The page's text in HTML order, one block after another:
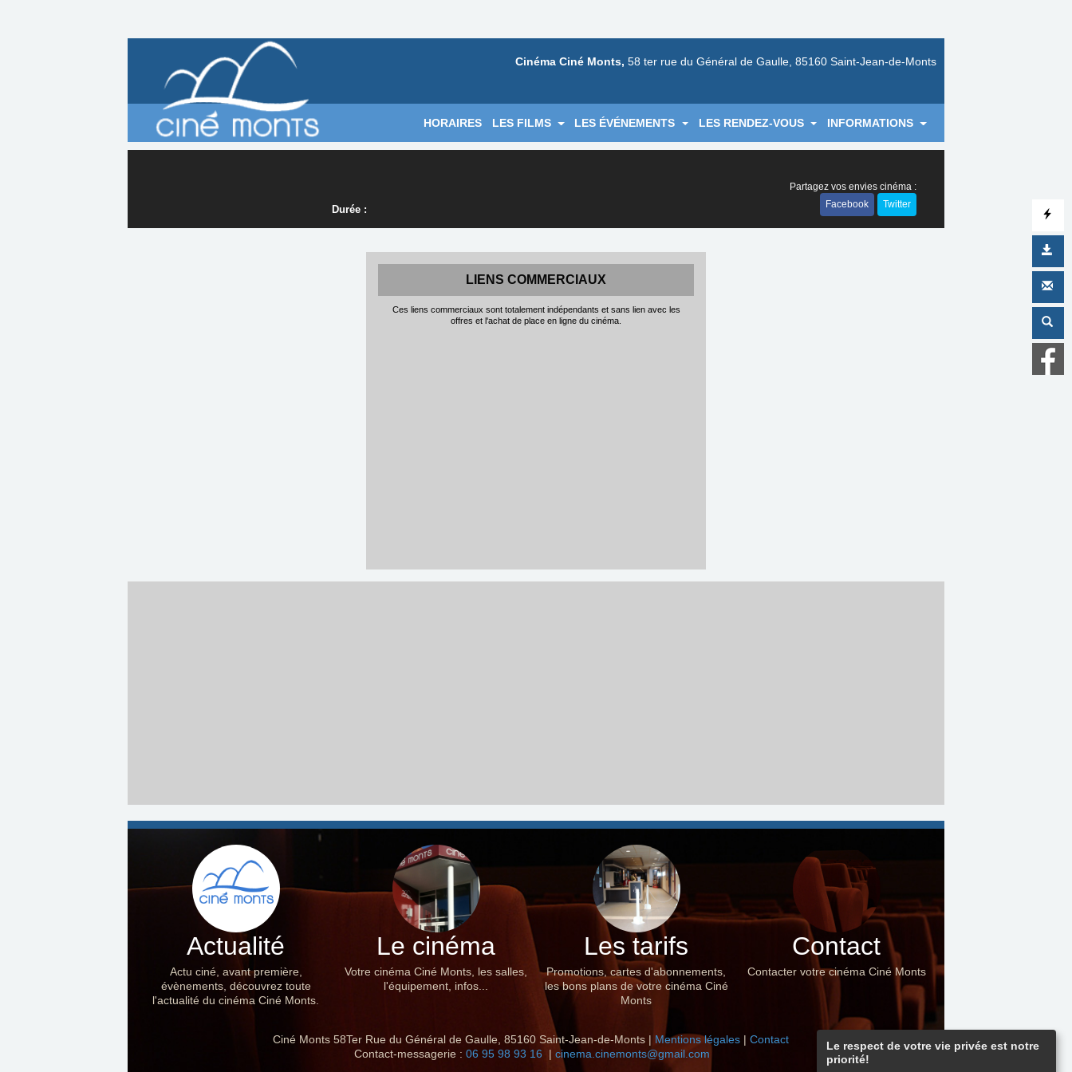
Le respect de votre vie privée est notre
priorité!
HORAIRES LES FILMS LES ÉVÉNEMENTS LES RENDEZ-VOUS INFORMATIONS
Cinéma Ciné Monts, 58 ter rue du Général de Gaulle, 85160 Saint-Jean-de-Monts
Durée :
Partagez vos envies cinéma :
Facebook
Twitter
LIENS COMMERCIAUX
Ces liens commerciaux sont totalement indépendants et sans lien avec les
offres et l'achat de place en ligne du cinéma.
Actualité
Actu ciné, avant première,
évènements, découvrez toute
l'actualité du cinéma Ciné Monts.
Le cinéma
Votre cinéma Ciné Monts, les salles,
l'équipement, infos...
Les tarifs
Promotions, cartes d'abonnements,
les bons plans de votre cinéma Ciné
Monts
Contact
Contacter votre cinéma Ciné Monts
Ciné Monts 58Ter Rue du Général de Gaulle, 85160 Saint-Jean-de-Monts | Mentions légales| Contact
Contact-messagerie : 06 95 98 93 16 | cinema.cinemonts@gmail.com